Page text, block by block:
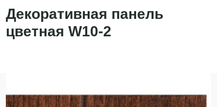
Декоративная панель
цветная W10-2